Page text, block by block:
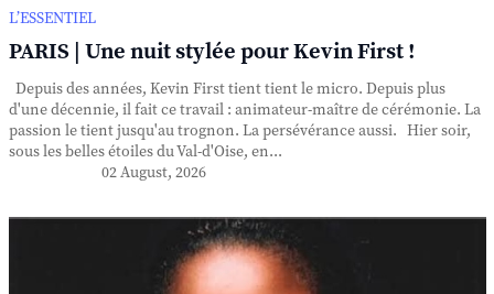
L’ESSENTIEL
PARIS | Une nuit stylée pour Kevin First !
Depuis des années, Kevin First tient tient le micro. Depuis plus
d'une décennie, il fait ce travail : animateur-maître de cérémonie. La
passion le tient jusqu'au trognon. La persévérance aussi. Hier soir,
sous les belles étoiles du Val-d'Oise, en...
02 August, 2026